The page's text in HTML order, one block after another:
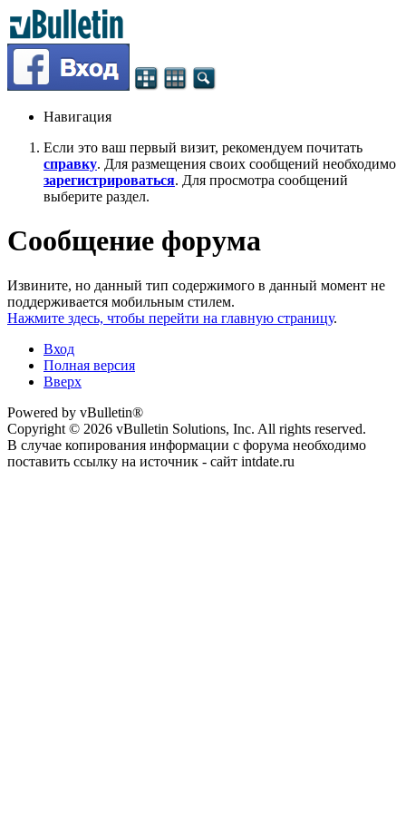
Навигация
Если это ваш первый визит, рекомендуем почитать
справку. Для размещения своих сообщений необходимо
зарегистрироваться. Для просмотра сообщений
выберите раздел.
Сообщение форума
Извините, но данный тип содержимого в данный момент не
поддерживается мобильным стилем.
Нажмите здесь, чтобы перейти на главную страницу.
Вход
Полная версия
Вверх
Powered by vBulletin®
Copyright © 2026 vBulletin Solutions, Inc. All rights reserved.
В случае копирования информации с форума необходимо
поставить ссылку на источник - сайт intdate.ru